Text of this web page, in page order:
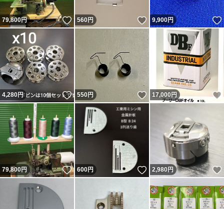
79,800円 いいね！
560円 いいね！
9,900円
4,280円 いいね！
550円 いいね！
17,000円
79,800円 いいね！
600円 いいね！
2,980円